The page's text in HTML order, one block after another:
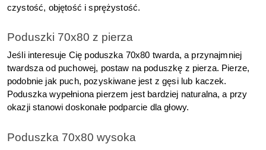
czystość, objętość i sprężystość.
Poduszki 70x80 z pierza
Jeśli interesuje Cię poduszka 70x80 twarda, a przynajmniej
twardsza od puchowej, postaw na poduszkę z pierza. Pierze,
podobnie jak puch, pozyskiwane jest z gęsi lub kaczek.
Poduszka wypełniona pierzem jest bardziej naturalna, a przy
okazji stanowi doskonałe podparcie dla głowy.
Poduszka 70x80 wysoka